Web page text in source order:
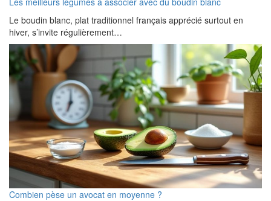
Le boudin blanc, plat traditionnel français apprécié surtout en
hiver, s’invite régulièrement…
Combien pèse un avocat en moyenne ?